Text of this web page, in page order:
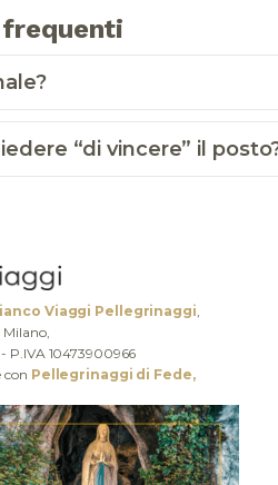
frequenti
“di vincere” il
Viaggi Pellegrinaggi
- P.IVA 10473900966
con Pellegrinaggi di Fede,